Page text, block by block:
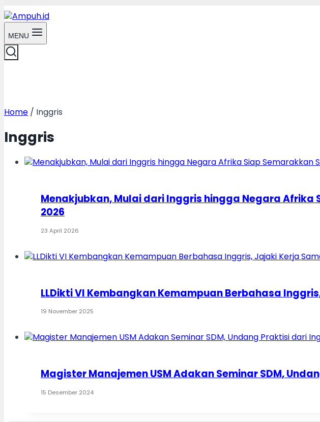
MENU
Home / Inggris
Inggris
Menakjubkan, Mulai dari Inggris hingga Negara
2026
23 April 2026
LLDikti VI Kembangkan Kemampuan Berbahasa
19 November 2025
Magister Manajemen USM Adakan Seminar SDM,
15 Desember 2024